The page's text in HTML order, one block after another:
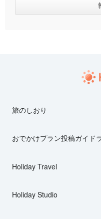
旅のしおり
おでかけプラン投稿ガイド
Holiday Travel
Holiday Studio